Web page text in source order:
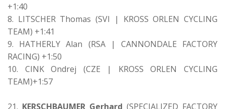
+1:40
8. LITSCHER Thomas (SVI | KROSS ORLEN CYCLING
TEAM) +1:41
9. HATHERLY Alan (RSA | CANNONDALE FACTORY
RACING) +1:50
10. CINK Ondrej (CZE | KROSS ORLEN CYCLING
TEAM)+1:57
21. KERSCHBAUMER Gerhard (SPECIALIZED FACTORY